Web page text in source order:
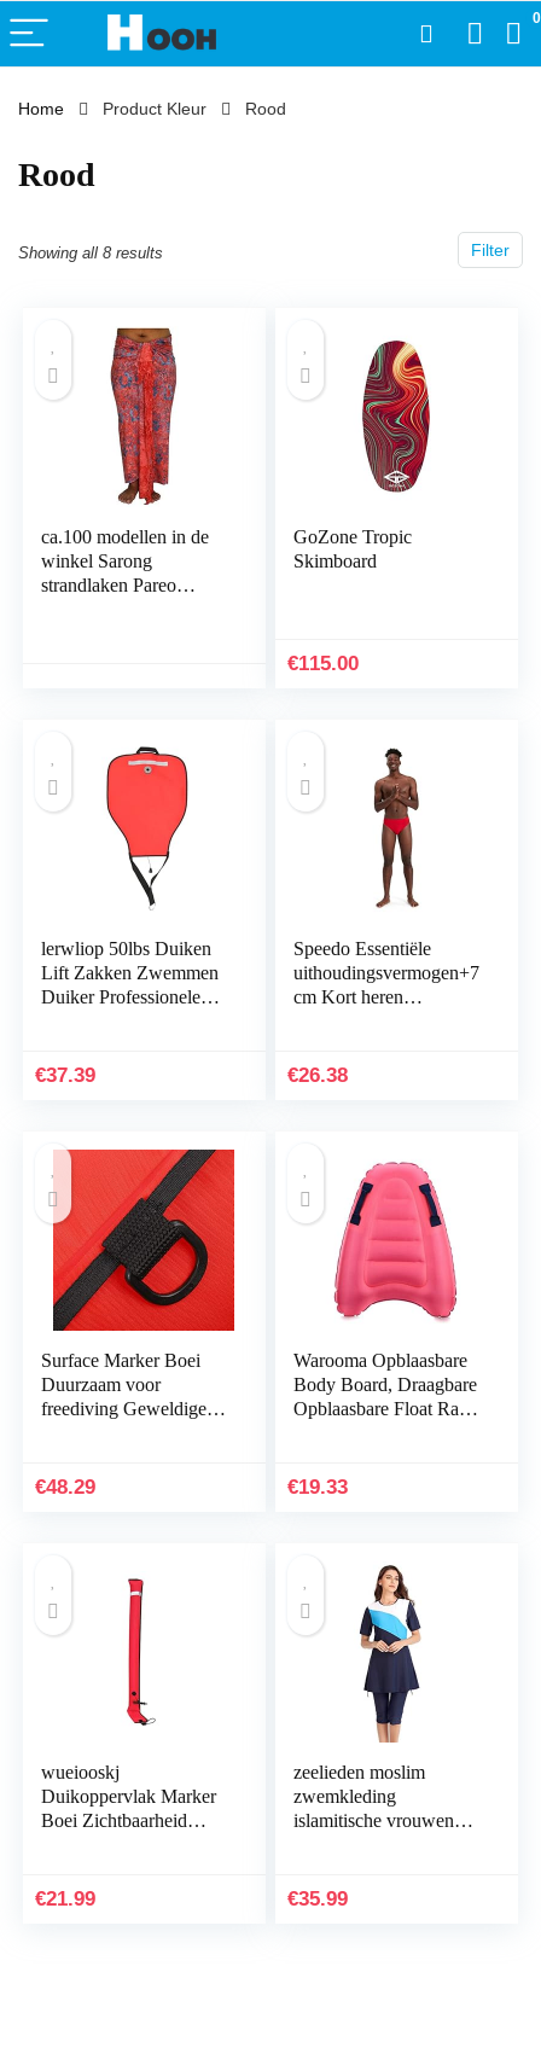
0
Home Product Kleur ‎Rood
‎Rood
Filter
Showing all 8 results
ca.100 modellen in de
winkel Sarong
strandlaken Pareo
GoZone Tropic
Skimboard
€115.00
lerwliop 50lbs Duiken
Lift Zakken Zwemmen
Duiker Professionele
Valve Gear
€37.39
Speedo Essentiële
uithoudingsvermogen+7
cm Kort heren
€26.38
Surface Marker Boei
Duurzaam voor
freediving Geweldige
€48.29
Warooma Opblaasbare
Body Board, Draagbare
Opblaasbare Float Raft
Zee Surfing…
€19.33
wueiooskj
Duikoppervlak Marker
Boei Zichtbaarheid
Drijvende
€21.99
zeelieden moslim
zwemkleding
islamitische vrouwen
Rash Guard surfen
€35.99